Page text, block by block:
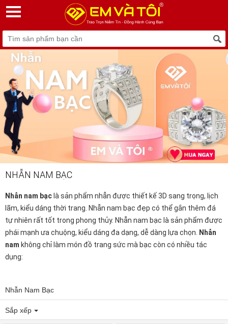
NHẪN NAM BẠC
Nhẫn nam bạc là sản phẩm nhẫn được thiết kế 3D sang trọng, lịch
lãm, kiểu dáng thời trang. Nhẫn nam bạc đẹp có thể gắn thêm đá
tự nhiên rất tốt trong phong thủy. Nhẫn nam bạc là sản phẩm được
phái mạnh ưa chuộng, kiểu dáng đa dạng, dễ dàng lựa chọn.
Nhẫn
nam không chỉ làm món đồ trang sức mà bạc còn có nhiều tác
dụng:
Nhẫn Nam Bạc
Sắp xếp